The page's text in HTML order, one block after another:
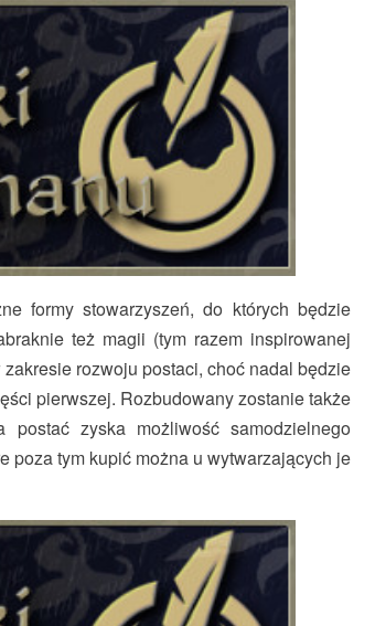
formy stowarzyszeń, do których będzie
też magii (tym razem inspirowanej
rozwoju postaci, choć nadal będzie
pierwszej. Rozbudowany zostanie także
postać zyska możliwość samodzielnego
poza tym kupić można u wytwarzających je